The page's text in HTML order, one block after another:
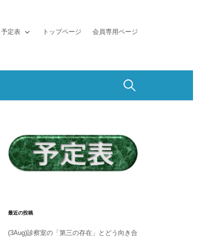
予定表 トップページ 会員専用ページ
検
最近の投稿
(3Aug)診察室の「第三の存在」とどう向き合